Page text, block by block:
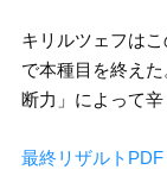
キリルツェフは
で本種目を終え
断力」によって
最終リザルトPDF